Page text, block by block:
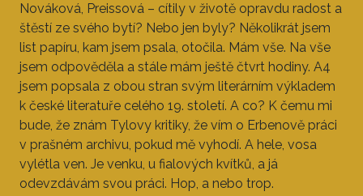
Nováková, Preissová – cítily v životě opravdu radost a
štěstí ze svého bytí? Nebo jen byly? Několikrát jsem
list papíru, kam jsem psala, otočila. Mám vše. Na vše
jsem odpověděla a stále mám ještě čtvrt hodiny. A4
jsem popsala z obou stran svým literárním výkladem
k české literatuře celého 19. století. A co? K čemu mi
bude, že znám Tylovy kritiky, že vím o Erbenově práci
v prašném archivu, pokud mě vyhodí. A hele, vosa
vylétla ven. Je venku, u fialových kvítků, a já
odevzdávám svou práci. Hop, a nebo trop.